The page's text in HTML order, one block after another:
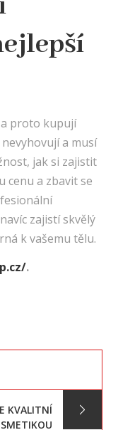
a proto kupují
a musí
jak si zajistit
cenu a zbavit se
zajistí skvělý
k vašemu tělu.
.
KVALITNÍ